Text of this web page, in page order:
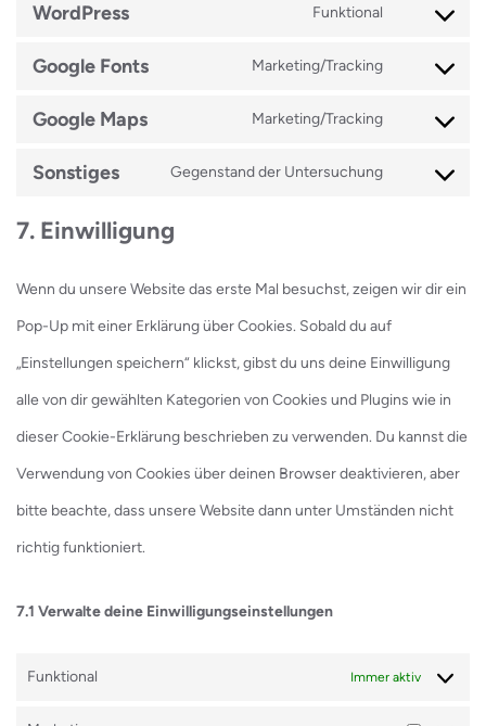
WordPress
Funktional
Google Fonts
Marketing/Tracking
Google Maps
Marketing/Tracking
maps
Sonstiges
Gegenstand der Untersuchung
sonstiges
7. Einwilligung
Wenn du unsere Website das erste Mal besuchst, zeigen wir dir ein
Pop-Up mit einer Erklärung über Cookies. Sobald du auf
„Einstellungen speichern“ klickst, gibst du uns deine Einwilligung
alle von dir gewählten Kategorien von Cookies und Plugins wie in
dieser Cookie-Erklärung beschrieben zu verwenden. Du kannst die
Verwendung von Cookies über deinen Browser deaktivieren, aber
bitte beachte, dass unsere Website dann unter Umständen nicht
richtig funktioniert.
7.1 Verwalte deine Einwilligungseinstellungen
Funktional Immer aktiv